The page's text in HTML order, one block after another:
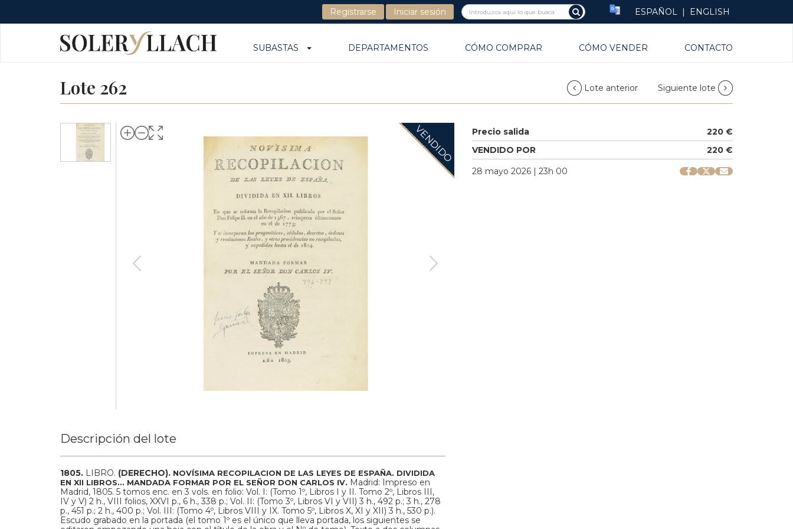
Registrarse Iniciar sesión ESPAÑOL | ENGLISH
SUBASTAS DEPARTAMENTOS CÓMO COMPRAR CÓMO VENDER CONTACTO
Lote 262 Lote anterior Siguiente lote
VENDIDO Precio salida
220 €
VENDIDO POR
220 €
28 mayo 2026 | 23h 00
Descripción del lote
1805. LIBRO. (DERECHO). NOVÍSIMA RECOPILACION DE LAS LEYES DE ESPAÑA. DIVIDIDA
EN XII LIBROS... MANDADA FORMAR POR EL SEÑOR DON CARLOS IV. Madrid: Impreso en
Madrid, 1805. 5 tomos enc. en 3 vols. en folio: Vol. I: (Tomo 1º, Libros I y II. Tomo 2º, Libros III,
IV y V) 2 h., VIII folios, XXVI p., 6 h., 338 p.; Vol. II: (Tomo 3º, Libros VI y VII) 3 h., 492 p.; 3 h., 278
p., 451 p.; 2 h., 400 p.; Vol. III: (Tomo 4º, Libros VIII y IX. Tomo 5º, Libros X, XI y XII) 3 h., 530 p.).
Escudo grabado en la portada (el tomo 1º es el único que lleva portada, los siguientes se